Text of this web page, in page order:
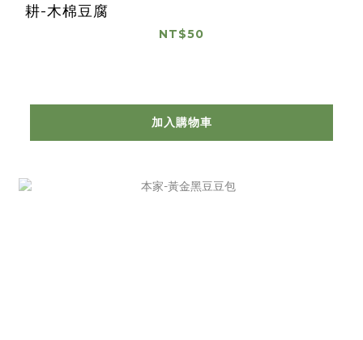
耕-木棉豆腐
NT$50
加入購物車